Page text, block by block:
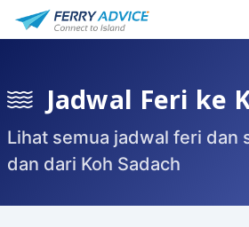
Jadwal Feri ke
Lihat semua jadwal feri dan
dan dari Koh Sadach